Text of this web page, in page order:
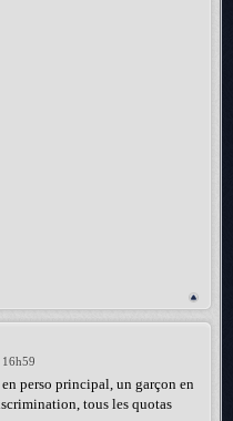
en perso principal, un garçon en
tous les quotas